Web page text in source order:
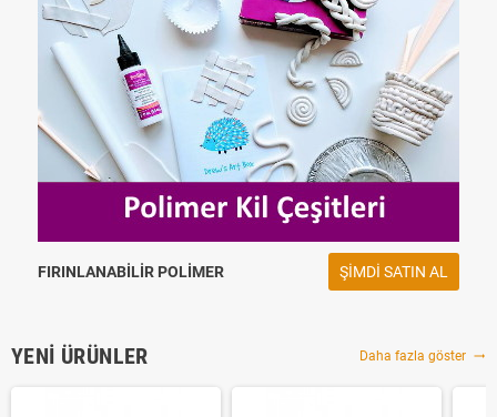
FIRINLANABILIR POLIMER ŞIMDI SATIN AL
YENI ÜRÜNLER Daha fazla göster trending_flat